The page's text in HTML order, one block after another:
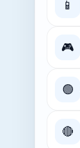
📱
🎮
🟢
🔴